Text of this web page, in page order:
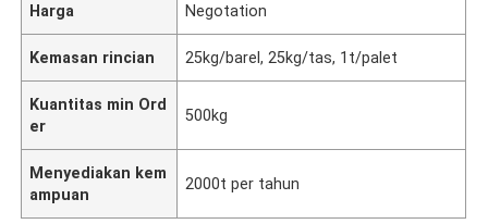
Harga Negotation
Kemasan rincian 25kg/barel, 25kg/tas, 1t/palet
Kuantitas min Ord
er
500kg
Menyediakan kem
ampuan
2000t per tahun